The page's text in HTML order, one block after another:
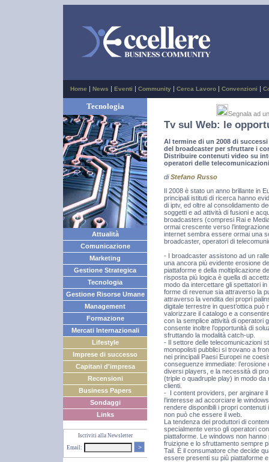
Home | News | Eventi | Community | Cerca Lavoro | Convenzioni |
Tecnologia
Attualità
Comunicazione
Marketing
Gestione Strategica
Tecnologia
Gestione Risorse Umane
Management
Formazione
Mercati Internazionali
Lifestyle
Imprese di successo
Capitani d'impresa
Recensioni
Business Papers
Sondaggi
Links
Iscriviti alla Newsletter
Email:
>
Segnala ad
Tv sul Web: le
Al termine di un 2008 di
del broadcaster per sfruttare i
Distribuire contenuti video su
operatori delle
diStefano Russo
Il 2008 è stato un anno brillante in
principali istituti di ricerca hanno
di iptv, ed oltre al consolidamento
soggetti e ad attività di fusioni e
broadcasters (compresi Rai e
ormai crescente verso
internet sembra essere ormai una
broadcaster, operatori di
- I broadcaster assistono ad un
una ancora più evidente erosione
piattaforme e della moltiplicazione
risposta più logica è quella di
modo da intercettare gli spettatori
forme di revenue sia attraverso la
attraverso la vendita dei propri
digitale terrestre in quest’ottica
valorizzare il catalogo e a
con la semplice attività di operatori
consente inoltre l’opportunità di
sfruttando la modalità catch-up.
- Il settore delle telecomunicazioni
monopolisti pubblici si trovano a
nei principali Paesi Europei ne
conseguenze immediate:
diversi players, e la necessità di
(triple o quadruple play) in modo da
clienti.
- I content providers, per arginare
l’interesse ad accorciare le
rendere disponibili i propri
non può che essere il web.
La tendenza dei produttori di
specialmente verso gli operatori
piattaforme. Le windows non
fruizione e lo sfruttamento sempre
Tail. È il consumatore che decide
essere presenti su più piattaforme